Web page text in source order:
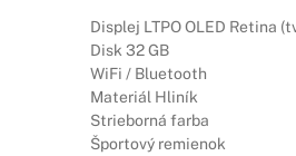
Displej LTPO OLED Retina
Disk 32 GB
WiFi / Bluetooth
Materiál Hliník
Strieborná farba
Športový remienok